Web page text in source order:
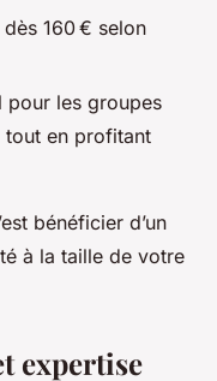
160 € selon
pour les groupes
tout en profitant
bénéficier d’un
à la taille de votre
expertise